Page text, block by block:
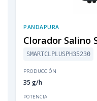
PANDAPURA
Clorador Salino
SMARTCLPLUSPH35230
PRODUCCIÓN
35 g/h
POTENCIA